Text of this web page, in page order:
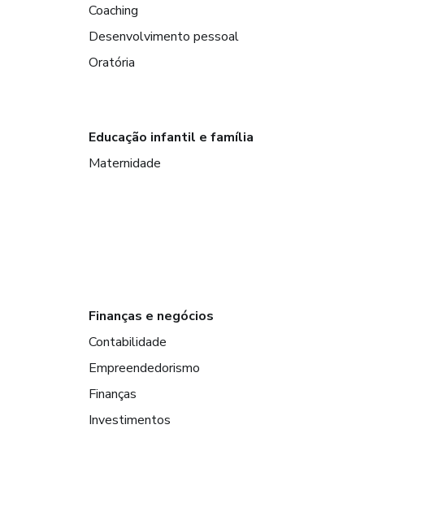
Coaching
Desenvolvimento pessoal
Oratória
Educação infantil e família
Maternidade
Finanças e negócios
Contabilidade
Empreendedorismo
Finanças
Investimentos